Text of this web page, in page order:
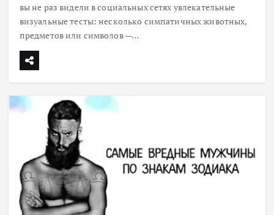
вы не раз видели в социальных сетях увлекательные
визуальные тесты: несколько симпатичных животных,
предметов или символов —…